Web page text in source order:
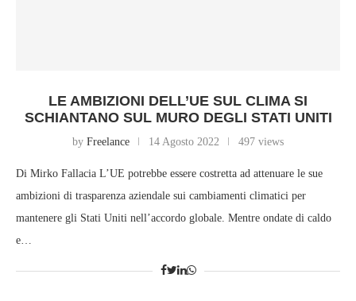
LE AMBIZIONI DELL’UE SUL CLIMA SI
SCHIANTANO SUL MURO DEGLI STATI UNITI
by Freelance 14 Agosto 2022 497 views
Di Mirko Fallacia L’UE potrebbe essere costretta ad attenuare le sue
ambizioni di trasparenza aziendale sui cambiamenti climatici per
mantenere gli Stati Uniti nell’accordo globale. Mentre ondate di caldo
e…